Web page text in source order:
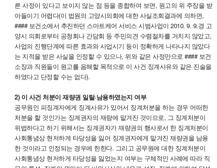
른 사정이 있다고 보이지 않는 점 등을 종합하여 보면, 원고의 위 주장을 받
아들이기 어렵다(이 법원의 고양시의회에 대한 사실조회결과에 의하면,
#### 보건소에서 추진하던 스마트케어 서비스 시범사업이 2010. 9. 9.경 고
양시 의회로부터 공청회나 간담회 등 주민의견 수렴절차를 거치지 않았고,
사업의 진행단계에 따른 효과와 사업시기 등이 정확하게 나타나지 않았다
는 지적을 받은 사실을 인정할 수 있으나, 위와 같은 사정만으로 #### 보건
소장과 직원들이 원고를 음해할 목적으로 이 사건 징계사유와 같은 진술을
하였다고 단정할 수는 없다).
2) 이 사건 처분이 재량권 일탈·남용하였는지 여부
공무원인 피징계자에게 징계사유가 있어서 징계처분을 하는 경우 어떠한
처분을 할 것인가는 징계권자의 재량에 맡겨진 것이므로, 그 징계처분이
위법하다고 하기 위해서는 징계권자가 재량권의 행사로서 한 징계처분이
사회통념상 현저하게 타당성을 잃어 징계권자에게 맡겨진 재량권을 남용
한 것이라고 인정되는 경우에 한한다. 그리고 공무원에 대한 징계처분이
사회통념상 현저하게 타당성을 잃었는지 여부는 구체적인 사례에 따라 직